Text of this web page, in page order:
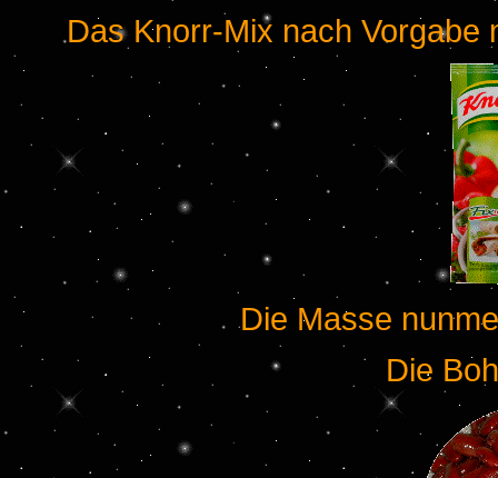
Das Knorr-Mix nach Vorgabe
Die Masse
Die